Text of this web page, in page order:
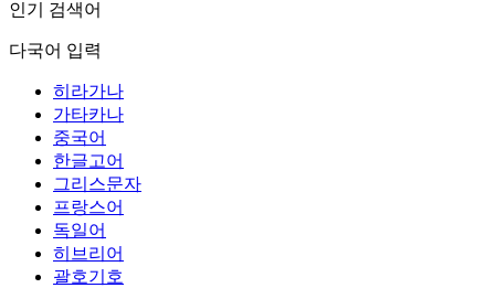
인기 검색어
다국어 입력
히라가나
가타카나
중국어
한글고어
그리스문자
프랑스어
독일어
히브리어
괄호기호